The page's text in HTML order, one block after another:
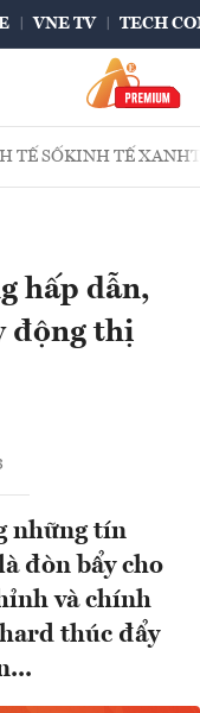
VNE TV TECH
TẾ SỐKINH TẾ XANH
hấp dẫn,
động thị
những tín
đòn bẩy cho
và chính
thúc đẩy